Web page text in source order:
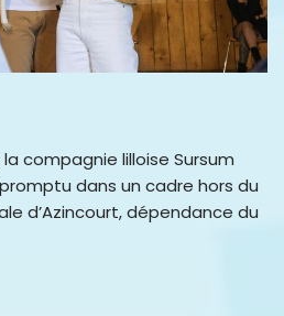
compagnie lilloise Sursum
dans un cadre hors du
d’Azincourt, dépendance du